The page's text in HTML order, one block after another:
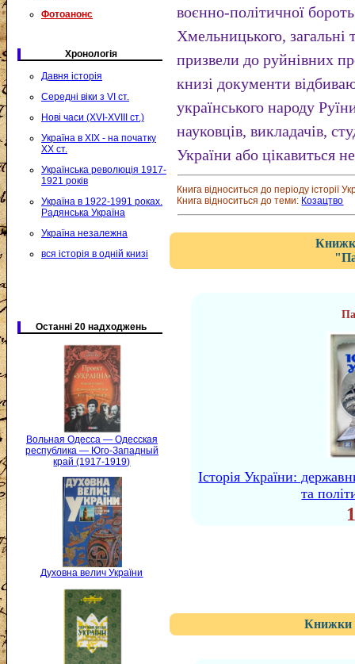
Фотоанонс
Хронологія
Давня історія
Середні віки з VI ст.
Нові часи (XVI-XVIII ст.)
Україна в XIX - на початку
XX ст.
Українська революція 1917-
1921 років
Україна в 1922-1991 роках.
Радянська Україна
Україна незалежна
вся історія в одній книзі
Останні 20 надходжень
Вольная Одесса — Одесская
республика — Юго-Западный
край (1917-1919)
Духовна велич України
воєнно-політичної
Хмельницького, загальні
призвели до руйнівних
книзі документи
українського народу
науковців, викладачів,
України або цікавиться
Книга відноситься до періоду історії
Книга відноситься до теми: Козацтво
Історія України:
та
Книжки